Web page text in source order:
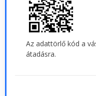
Az adattörlő kód a
átadásra.